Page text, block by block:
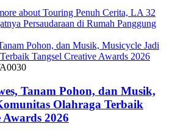
about Touring Penuh Cerita, LA 32
Persaudaraan di Rumah Panggung
Pohon, dan Musik, Musicycle Jadi
Tangsel Creative Awards 2026
Tanam Pohon, dan Musik,
Olahraga Terbaik
Awards 2026